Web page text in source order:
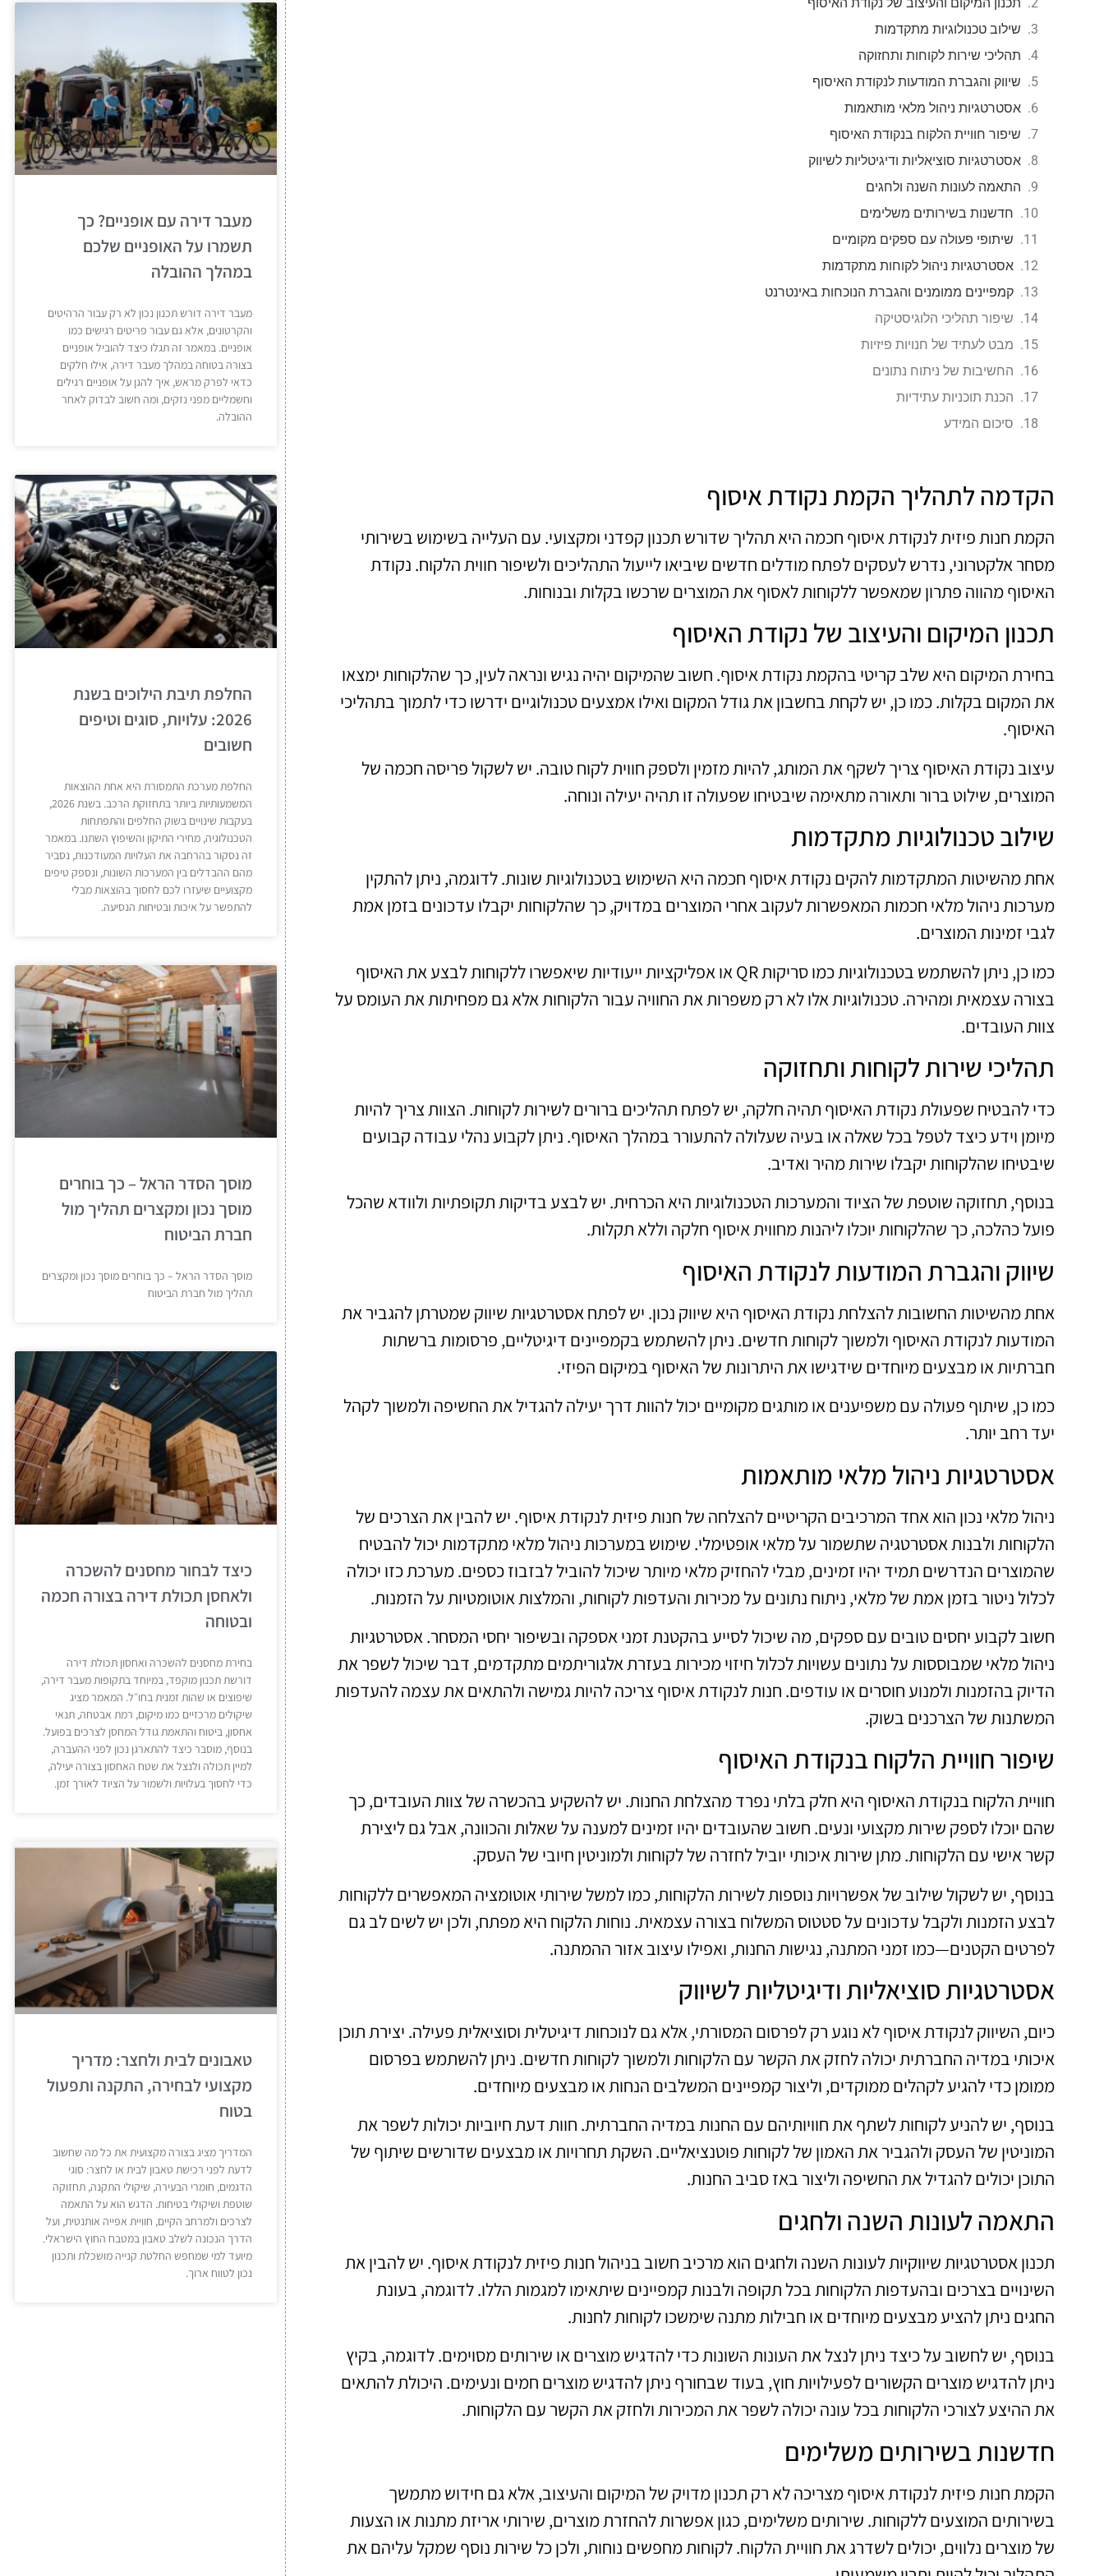
שילוב טכנולוגיות מתקדמות
תהליכי שירות לקוחות ותחזוקה
שיווק והגברת המודעות לנקודת האיסוף
אסטרטגיות ניהול מלאי מותאמות
שיפור חוויית הלקוח בנקודת האיסוף
אסטרטגיות סוציאליות ודיגיטליות לשיווק
התאמה לעונות השנה ולחגים
חדשנות בשירותים משלימים
שיתופי פעולה עם ספקים מקומיים
אסטרטגיות ניהול לקוחות מתקדמות
קמפיינים ממומנים והגברת הנוכחות באינטרנט
שיפור תהליכי הלוגיסטיקה
מבט לעתיד של חנויות פיזיות
החשיבות של ניתוח נתונים
הכנת תוכניות עתידיות
סיכום המידע
הקדמה לתהליך הקמת נקודת איסוף
הקמת חנות פיזית לנקודת איסוף חכמה היא תהליך שדורש תכנון קפדני ומקצועי. עם העלייה בשימוש בשירותי
מסחר אלקטרוני, נדרש לעסקים לפתח מודלים חדשים שיביאו לייעול התהליכים ולשיפור חווית הלקוח. נקודת
האיסוף מהווה פתרון שמאפשר ללקוחות לאסוף את המוצרים שרכשו בקלות ובנוחות.
תכנון המיקום והעיצוב של נקודת האיסוף
בחירת המיקום היא שלב קריטי בהקמת נקודת איסוף. חשוב שהמיקום יהיה נגיש ונראה לעין, כך שהלקוחות ימצאו
את המקום בקלות. כמו כן, יש לקחת בחשבון את גודל המקום ואילו אמצעים טכנולוגיים ידרשו כדי לתמוך בתהליכי
האיסוף.
עיצוב נקודת האיסוף צריך לשקף את המותג, להיות מזמין ולספק חווית לקוח טובה. יש לשקול פריסה חכמה של
המוצרים, שילוט ברור ותאורה מתאימה שיבטיחו שפעולה זו תהיה יעילה ונוחה.
שילוב טכנולוגיות מתקדמות
אחת מהשיטות המתקדמות להקים נקודת איסוף חכמה היא השימוש בטכנולוגיות שונות. לדוגמה, ניתן להתקין
מערכות ניהול מלאי חכמות המאפשרות לעקוב אחרי המוצרים במדויק, כך שהלקוחות יקבלו עדכונים בזמן אמת
לגבי זמינות המוצרים.
כמו כן, ניתן להשתמש בטכנולוגיות כמו סריקות QR או אפליקציות ייעודיות שיאפשרו ללקוחות לבצע את האיסוף
בצורה עצמאית ומהירה. טכנולוגיות אלו לא רק משפרות את החוויה עבור הלקוחות אלא גם מפחיתות את העומס על
צוות העובדים.
תהליכי שירות לקוחות ותחזוקה
כדי להבטיח שפעולת נקודת האיסוף תהיה חלקה, יש לפתח תהליכים ברורים לשירות לקוחות. הצוות צריך להיות
מיומן וידע כיצד לטפל בכל שאלה או בעיה שעלולה להתעורר במהלך האיסוף. ניתן לקבוע נהלי עבודה קבועים
שיבטיחו שהלקוחות יקבלו שירות מהיר ואדיב.
בנוסף, תחזוקה שוטפת של הציוד והמערכות הטכנולוגיות היא הכרחית. יש לבצע בדיקות תקופתיות ולוודא שהכל
פועל כהלכה, כך שהלקוחות יוכלו ליהנות מחווית איסוף חלקה וללא תקלות.
שיווק והגברת המודעות לנקודת האיסוף
אחת מהשיטות החשובות להצלחת נקודת האיסוף היא שיווק נכון. יש לפתח אסטרטגיות שיווק שמטרתן להגביר את
המודעות לנקודת האיסוף ולמשוך לקוחות חדשים. ניתן להשתמש בקמפיינים דיגיטליים, פרסומות ברשתות
חברתיות או מבצעים מיוחדים שידגישו את היתרונות של האיסוף במיקום הפיזי.
כמו כן, שיתוף פעולה עם משפיענים או מותגים מקומיים יכול להוות דרך יעילה להגדיל את החשיפה ולמשוך לקהל
יעד רחב יותר.
אסטרטגיות ניהול מלאי מותאמות
ניהול מלאי נכון הוא אחד המרכיבים הקריטיים להצלחה של חנות פיזית לנקודת איסוף. יש להבין את הצרכים של
הלקוחות ולבנות אסטרטגיה שתשמור על מלאי אופטימלי. שימוש במערכות ניהול מלאי מתקדמות יכול להבטיח
שהמוצרים הנדרשים תמיד יהיו זמינים, מבלי להחזיק מלאי מיותר שיכול להוביל לבזבוז כספים. מערכת כזו יכולה
לכלול ניטור בזמן אמת של מלאי, ניתוח נתונים על מכירות והעדפות לקוחות, והמלצות אוטומטיות על הזמנות.
חשוב לקבוע יחסים טובים עם ספקים, מה שיכול לסייע בהקטנת זמני אספקה ובשיפור יחסי המסחר. אסטרטגיות
ניהול מלאי שמבוססות על נתונים עשויות לכלול חיזוי מכירות בעזרת אלגוריתמים מתקדמים, דבר שיכול לשפר את
הדיוק בהזמנות ולמנוע חוסרים או עודפים. חנות לנקודת איסוף צריכה להיות גמישה ולהתאים את עצמה להעדפות
המשתנות של הצרכנים בשוק.
שיפור חוויית הלקוח בנקודת האיסוף
חוויית הלקוח בנקודת האיסוף היא חלק בלתי נפרד מהצלחת החנות. יש להשקיע בהכשרה של צוות העובדים, כך
שהם יוכלו לספק שירות מקצועי ונעים. חשוב שהעובדים יהיו זמינים למענה על שאלות והכוונה, אבל גם ליצירת
קשר אישי עם הלקוחות. מתן שירות איכותי יוביל לחזרה של לקוחות ולמוניטין חיובי של העסק.
בנוסף, יש לשקול שילוב של אפשרויות נוספות לשירות הלקוחות, כמו למשל שירותי אוטומציה המאפשרים ללקוחות
לבצע הזמנות ולקבל עדכונים על סטטוס המשלוח בצורה עצמאית. נוחות הלקוח היא מפתח, ולכן יש לשים לב גם
לפרטים הקטנים—כמו זמני המתנה, נגישות החנות, ואפילו עיצוב אזור ההמתנה.
אסטרטגיות סוציאליות ודיגיטליות לשיווק
כיום, השיווק לנקודת איסוף לא נוגע רק לפרסום המסורתי, אלא גם לנוכחות דיגיטלית וסוציאלית פעילה. יצירת תוכן
איכותי במדיה החברתית יכולה לחזק את הקשר עם הלקוחות ולמשוך לקוחות חדשים. ניתן להשתמש בפרסום
ממומן כדי להגיע לקהלים ממוקדים, וליצור קמפיינים המשלבים הנחות או מבצעים מיוחדים.
בנוסף, יש להניע לקוחות לשתף את חוויותיהם עם החנות במדיה החברתית. חוות דעת חיוביות יכולות לשפר את
המוניטין של העסק ולהגביר את האמון של לקוחות פוטנציאליים. השקת תחרויות או מבצעים שדורשים שיתוף של
התוכן יכולים להגדיל את החשיפה וליצור באז סביב החנות.
התאמה לעונות השנה ולחגים
תכנון אסטרטגיות שיווקיות לעונות השנה ולחגים הוא מרכיב חשוב בניהול חנות פיזית לנקודת איסוף. יש להבין את
השינויים בצרכים ובהעדפות הלקוחות בכל תקופה ולבנות קמפיינים שיתאימו למגמות הללו. לדוגמה, בעונת
החגים ניתן להציע מבצעים מיוחדים או חבילות מתנה שימשכו לקוחות לחנות.
בנוסף, יש לחשוב על כיצד ניתן לנצל את העונות השונות כדי להדגיש מוצרים או שירותים מסוימים. לדוגמה, בקיץ
ניתן להדגיש מוצרים הקשורים לפעילויות חוץ, בעוד שבחורף ניתן להדגיש מוצרים חמים ונעימים. היכולת להתאים
את ההיצע לצורכי הלקוחות בכל עונה יכולה לשפר את המכירות ולחזק את הקשר עם הלקוחות.
חדשנות בשירותים משלימים
הקמת חנות פיזית לנקודת איסוף מצריכה לא רק תכנון מדויק של המיקום והעיצוב, אלא גם חידוש מתמשך
בשירותים המוצעים ללקוחות. שירותים משלימים, כגון אפשרות להחזרת מוצרים, שירותי אריזת מתנות או הצעות
של מוצרים נלווים, יכולים לשדרג את חוויית הלקוח. לקוחות מחפשים נוחות, ולכן כל שירות נוסף שמקל עליהם את
מעבר דירה עם אופניים? כך
תשמרו על האופניים שלכם
במהלך ההובלה
מעבר דירה דורש תכנון נכון לא רק עבור הרהיטים
והקרטונים, אלא גם עבור פריטים רגישים כמו
אופניים. במאמר זה תגלו כיצד להוביל אופניים
בצורה בטוחה במהלך מעבר דירה, אילו חלקים
כדאי לפרק מראש, איך להגן על אופניים רגילים
וחשמליים מפני נזקים, ומה חשוב לבדוק לאחר
ההובלה.
החלפת תיבת הילוכים בשנת
2026: עלויות, סוגים וטיפים
חשובים
החלפת מערכת התמסורת היא אחת ההוצאות
המשמעותיות ביותר בתחזוקת הרכב. בשנת 2026,
בעקבות שינויים בשוק החלפים והתפתחות
הטכנולוגיה, מחירי התיקון והשיפוץ השתנו. במאמר
זה נסקור בהרחבה את העלויות המעודכנות, נסביר
מהם ההבדלים בין המערכות השונות, ונספק טיפים
מקצועיים שיעזרו לכם לחסוך בהוצאות מבלי
להתפשר על איכות ובטיחות הנסיעה.
מוסך הסדר הראל – כך בוחרים
מוסך נכון ומקצרים תהליך מול
חברת הביטוח
מוסך הסדר הראל – כך בוחרים מוסך נכון ומקצרים
תהליך מול חברת הביטוח
כיצד לבחור מחסנים להשכרה
ולאחסן תכולת דירה בצורה חכמה
ובטוחה
בחירת מחסנים להשכרה ואחסון תכולת דירה
דורשת תכנון מוקפד, במיוחד בתקופות מעבר דירה,
שיפוצים או שהות זמנית בחו״ל. המאמר מציג
שיקולים מרכזיים כמו מיקום, רמת אבטחה, תנאי
אחסון, ביטוח והתאמת גודל המחסן לצרכים בפועל.
בנוסף, מוסבר כיצד להתארגן נכון לפני ההעברה,
למיין תכולה ולנצל את שטח האחסון בצורה יעילה,
כדי לחסוך בעלויות ולשמור על הציוד לאורך זמן.
טאבונים לבית ולחצר: מדריך
מקצועי לבחירה, התקנה ותפעול
בטוח
המדריך מציג בצורה מקצועית את כל מה שחשוב
לדעת לפני רכישת טאבון לבית או לחצר: סוגי
הדגמים, חומרי הבעירה, שיקולי התקנה, תחזוקה
שוטפת ושיקולי בטיחות. הדגש הוא על התאמה
לצרכים ולמרחב הקיים, חוויית אפייה אותנטית, ועל
הדרך הנכונה לשלב טאבון במטבח החוץ הישראלי.
מיועד למי שמחפש החלטת קנייה מושכלת ותכנון
נכון לטווח ארוך.